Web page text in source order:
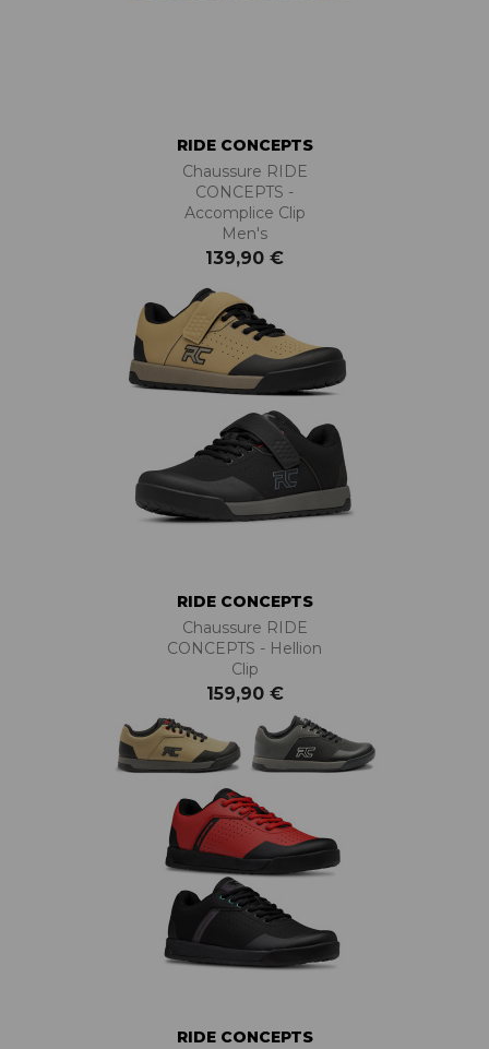
RIDE CONCEPTS
Chaussure RIDE
CONCEPTS -
Accomplice Clip
Men's
139,90 €
RIDE CONCEPTS
Chaussure RIDE
CONCEPTS - Hellion
Clip
159,90 €
RIDE CONCEPTS